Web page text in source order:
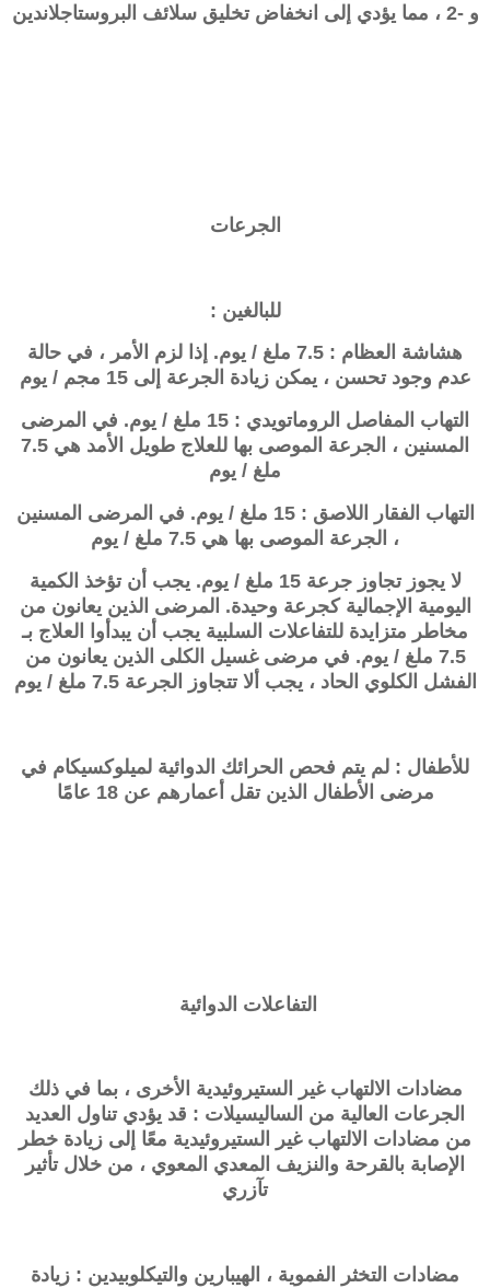
و -2 ، مما يؤدي إلى انخفاض تخليق سلائف البروستاجلاندين
الجرعات
للبالغين :
هشاشة العظام : 7.5 ملغ / يوم. إذا لزم الأمر ، في حالة
عدم وجود تحسن ، يمكن زيادة الجرعة إلى 15 مجم / يوم
التهاب المفاصل الروماتويدي : 15 ملغ / يوم. في المرضى
المسنين ، الجرعة الموصى بها للعلاج طويل الأمد هي 7.5
ملغ / يوم
التهاب الفقار اللاصق : 15 ملغ / يوم. في المرضى المسنين
، الجرعة الموصى بها هي 7.5 ملغ / يوم
لا يجوز تجاوز جرعة 15 ملغ / يوم. يجب أن تؤخذ الكمية
اليومية الإجمالية كجرعة وحيدة. المرضى الذين يعانون من
مخاطر متزايدة للتفاعلات السلبية يجب أن يبدأوا العلاج بـ
7.5 ملغ / يوم. في مرضى غسيل الكلى الذين يعانون من
الفشل الكلوي الحاد ، يجب ألا تتجاوز الجرعة 7.5 ملغ / يوم
للأطفال : لم يتم فحص الحرائك الدوائية لميلوكسيكام في
مرضى الأطفال الذين تقل أعمارهم عن 18 عامًا
التفاعلات الدوائية
مضادات الالتهاب غير الستيروئيدية الأخرى ، بما في ذلك
الجرعات العالية من الساليسيلات : قد يؤدي تناول العديد
من مضادات الالتهاب غير الستيروئيدية معًا إلى زيادة خطر
الإصابة بالقرحة والنزيف المعدي المعوي ، من خلال تأثير
تآزري
مضادات التخثر الفموية ، الهيبارين والتيكلوبيدين : زيادة